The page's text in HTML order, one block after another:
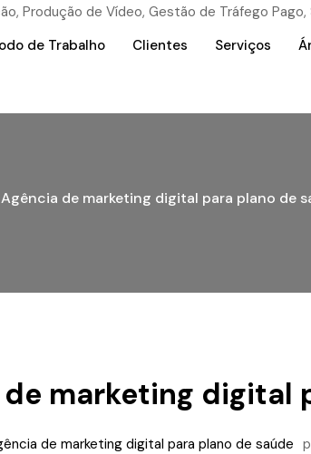
de Trabalho Clientes Serviços
Agência de marketing digital para plano de
marketing digital
de marketing digital para plano de saúde